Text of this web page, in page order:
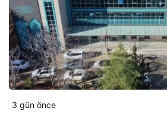
3 gün önce